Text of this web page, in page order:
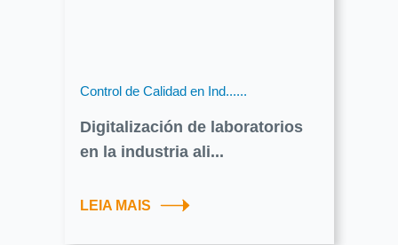
Control de Calidad en Ind......
Digitalización de laboratorios
en la industria ali...
LEIA MAIS